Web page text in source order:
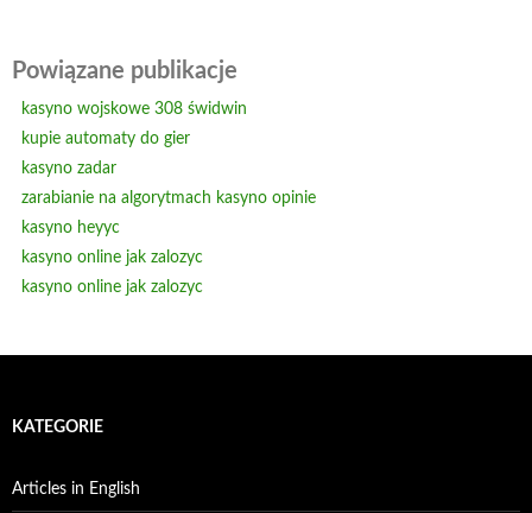
Powiązane publikacje
kasyno wojskowe 308 świdwin
kupie automaty do gier
kasyno zadar
zarabianie na algorytmach kasyno opinie
kasyno heyyc
kasyno online jak zalozyc
kasyno online jak zalozyc
KATEGORIE
Articles in English